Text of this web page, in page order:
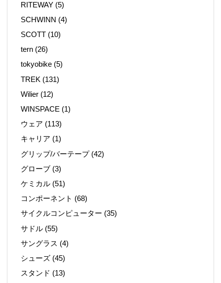
RITEWAY (5)
SCHWINN (4)
SCOTT (10)
tern (26)
tokyobike (5)
TREK (131)
Wilier (12)
WINSPACE (1)
ウェア (113)
キャリア (1)
グリップ/バーテープ(42)
グローブ (3)
ケミカル (51)
コンポーネント (68)
サイクルコンピューター (35)
サドル (55)
サングラス (4)
シューズ (45)
スタンド (13)